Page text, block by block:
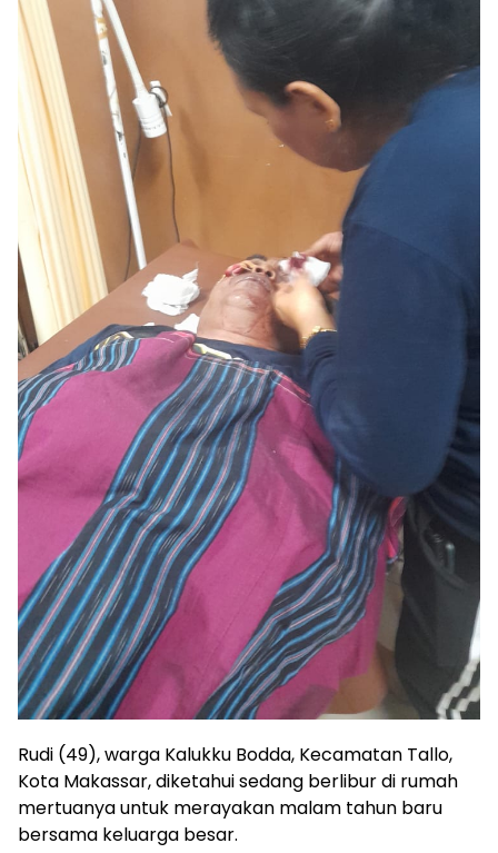
Rudi (49), warga Kalukku Bodda, Kecamatan Tallo,
Kota Makassar, diketahui sedang berlibur di rumah
mertuanya untuk merayakan malam tahun baru
bersama keluarga besar.